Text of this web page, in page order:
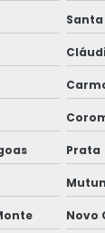
Prata
Novo